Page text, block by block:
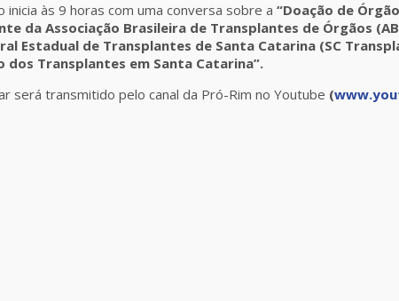
inicia às 9 horas com uma conversa sobre a“Doação de
da Associação Brasileira de Transplantes de Órgãos
Estadual de Transplantes de Santa Catarina (SC
dos Transplantes em Santa Catarina”.
será transmitido pelo canal da Pró-Rim no Youtube (